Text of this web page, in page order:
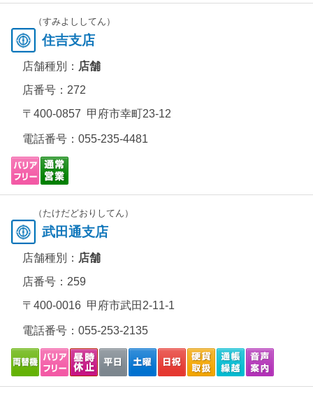
（すみよししてん）
住吉支店
店舗種別： 店舗
店番号：272
〒400-0857 甲府市幸町23-12
電話番号： 055-235-4481
（たけだどおりしてん）
武田通支店
店舗種別： 店舗
店番号：259
〒400-0016 甲府市武田2-11-1
電話番号： 055-253-2135